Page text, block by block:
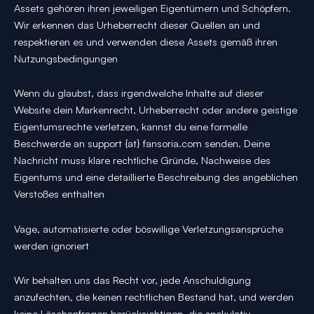
Assets gehören ihren jeweiligen Eigentümern und Schöpfern.
Wir erkennen das Urheberrecht dieser Quellen an und
respektieren es und verwenden diese Assets gemäß ihren
Nutzungsbedingungen
Wenn du glaubst, dass irgendwelche Inhalte auf dieser
Website dein Markenrecht, Urheberrecht oder andere geistige
Eigentumsrechte verletzen, kannst du eine formelle
Beschwerde an support {at} fansoria.com senden. Deine
Nachricht muss klare rechtliche Gründe, Nachweise des
Eigentums und eine detaillierte Beschreibung des angeblichen
Verstoßes enthalten
Vage, automatisierte oder böswillige Verletzungsansprüche
werden ignoriert
Wir behalten uns das Recht vor, jede Anschuldigung
anzufechten, die keinen rechtlichen Bestand hat, und werden